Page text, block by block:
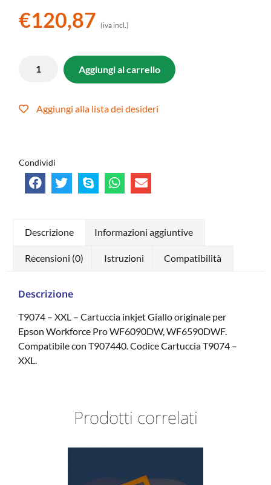
€120,87 (iva incl.)
Aggiungi al carrello
Aggiungi alla lista dei desideri
Condividi
Descrizione Informazioni aggiuntive
Recensioni (0) Istruzioni Compatibilità
Descrizione
T9074 – XXL – Cartuccia inkjet Giallo originale per
Epson Workforce Pro WF6090DW, WF6590DWF.
Compatibile con T907440. Codice Cartuccia T9074 –
XXL.
Prodotti correlati